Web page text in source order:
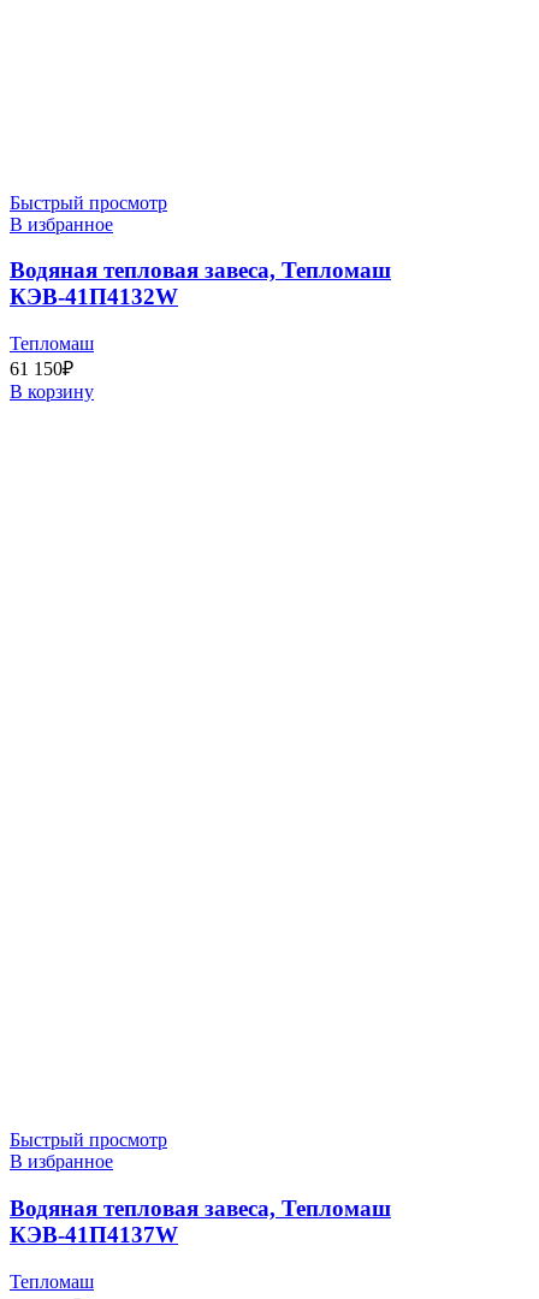
Быстрый просмотр
В избранное
Водяная тепловая завеса, Тепломаш
КЭВ-41П4132W
Тепломаш
61 150₽
В корзину
Быстрый просмотр
В избранное
Водяная тепловая завеса, Тепломаш
КЭВ-41П4137W
Тепломаш